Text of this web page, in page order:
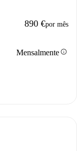
890 €por mês
Mensalmenteinfo